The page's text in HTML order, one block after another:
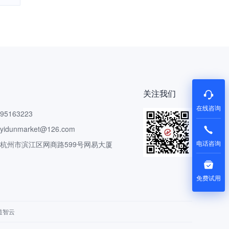
州市滨江区网商路599号网易大厦
关注我们
智云
在线咨询
电话咨询
免费试用